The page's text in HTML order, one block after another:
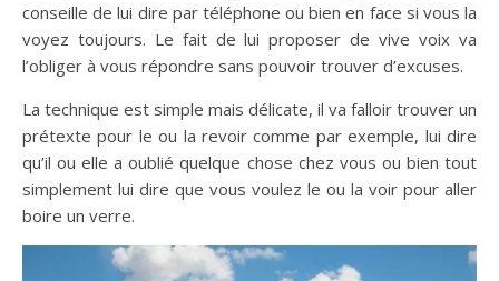
conseille de lui dire par téléphone ou bien en face si vous la
voyez toujours. Le fait de lui proposer de vive voix va
l’obliger à vous répondre sans pouvoir trouver d’excuses.
La technique est simple mais délicate, il va falloir trouver un
prétexte pour le ou la revoir comme par exemple, lui dire
qu’il ou elle a oublié quelque chose chez vous ou bien tout
simplement lui dire que vous voulez le ou la voir pour aller
boire un verre.